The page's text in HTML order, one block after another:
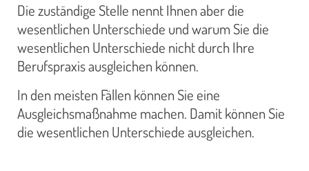
Die zuständige Stelle nennt Ihnen aber die
wesentlichen Unterschiede und warum Sie die
wesentlichen Unterschiede nicht durch Ihre
Berufspraxis ausgleichen können.
In den meisten Fällen können Sie eine
Ausgleichsmaßnahme machen. Damit können Sie
die wesentlichen Unterschiede ausgleichen.